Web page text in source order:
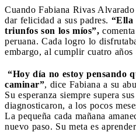
Cuando Fabiana Rivas
dar felicidad a sus padres. “Ella
triunfos son los míos”,
peruana. Cada logro lo
embargo, al cumplir cuatro
“Hoy día no estoy pensando
caminar”, dice Fabiana a su
Su esperanza siempre supera
diagnosticaron, a los pocos
La pequeña cada mañana
nuevo paso. Su meta es